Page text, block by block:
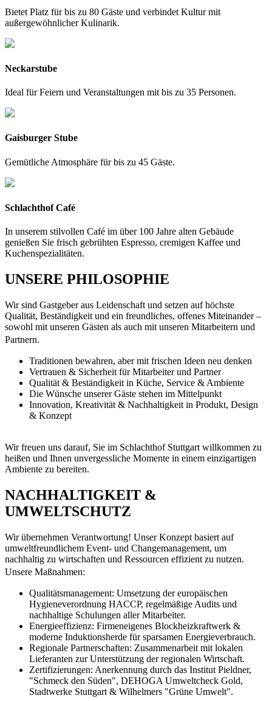
Bietet Platz für bis zu 80 Gäste und verbindet Kultur mit
außergewöhnlicher Kulinarik.
Neckarstube
Ideal für Feiern und Veranstaltungen mit bis zu 35 Personen.
Gaisburger Stube
Gemütliche Atmosphäre für bis zu 45 Gäste.
Schlachthof Café
In unserem stilvollen Café im über 100 Jahre alten Gebäude
genießen Sie frisch gebrühten Espresso, cremigen Kaffee und
Kuchenspezialitäten.
UNSERE PHILOSOPHIE
Wir sind Gastgeber aus Leidenschaft und setzen auf höchste
Qualität, Beständigkeit und ein freundliches, offenes Miteinander –
sowohl mit unseren Gästen als auch mit unseren Mitarbeitern und
Partnern.
Traditionen bewahren, aber mit frischen Ideen neu denken
Vertrauen & Sicherheit für Mitarbeiter und Partner
Qualität & Beständigkeit in Küche, Service & Ambiente
Die Wünsche unserer Gäste stehen im Mittelpunkt
Innovation, Kreativität & Nachhaltigkeit in Produkt, Design
& Konzept
Wir freuen uns darauf, Sie im Schlachthof Stuttgart willkommen zu
heißen und Ihnen unvergessliche Momente in einem einzigartigen
Ambiente zu bereiten.
NACHHALTIGKEIT &
UMWELTSCHUTZ
Wir übernehmen Verantwortung! Unser Konzept basiert auf
umweltfreundlichem Event- und Changemanagement, um
nachhaltig zu wirtschaften und Ressourcen effizient zu nutzen.
Unsere Maßnahmen:
Qualitätsmanagement: Umsetzung der europäischen
Hygieneverordnung HACCP, regelmäßige Audits und
nachhaltige Schulungen aller Mitarbeiter.
Energieeffizienz: Firmeneigenes Blockheizkraftwerk &
moderne Induktionsherde für sparsamen Energieverbrauch.
Regionale Partnerschaften: Zusammenarbeit mit lokalen
Lieferanten zur Unterstützung der regionalen Wirtschaft.
Zertifizierungen: Anerkennung durch das Institut Pieldner,
"Schmeck den Süden", DEHOGA Umweltcheck Gold,
Stadtwerke Stuttgart & Wilhelmers "Grüne Umwelt".